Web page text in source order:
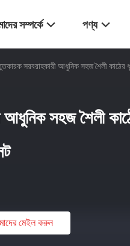
সম্পর্কে পণ্য
সরবরাহকারী আধুনিক সহজ শৈলী কাঠের
আধুনিক সহজ শৈলী
মেইল ​​করুন